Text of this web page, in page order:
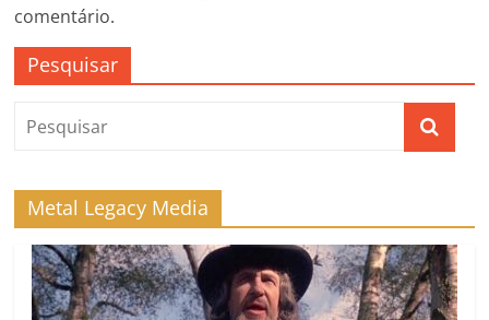
comentário.
Pesquisar
Metal Legacy Media